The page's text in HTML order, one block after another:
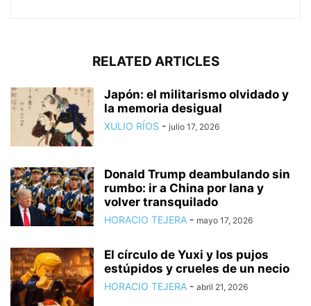
RELATED ARTICLES
Japón: el militarismo olvidado y
la memoria desigual
XULIO RÍOS - julio 17, 2026
Donald Trump deambulando sin
rumbo: ir a China por lana y
volver transquilado
HORACIO TEJERA - mayo 17, 2026
El círculo de Yuxi y los pujos
estúpidos y crueles de un necio
HORACIO TEJERA - abril 21, 2026